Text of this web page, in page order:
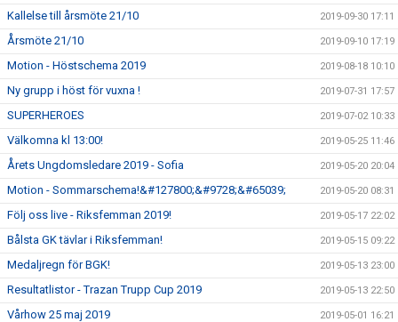
Kallelse till årsmöte 21/10 2019-09-30 17:11
Årsmöte 21/10 2019-09-10 17:19
Motion - Höstschema 2019 2019-08-18 10:10
Ny grupp i höst för vuxna ! 2019-07-31 17:57
SUPERHEROES 2019-07-02 10:33
Välkomna kl 13:00! 2019-05-25 11:46
Årets Ungdomsledare 2019 - Sofia 2019-05-20 20:04
Motion - Sommarschema!&#127800;&#9728;&#65039; 2019-05-20 08:31
Följ oss live - Riksfemman 2019! 2019-05-17 22:02
Bålsta GK tävlar i Riksfemman! 2019-05-15 09:22
Medaljregn för BGK! 2019-05-13 23:00
Resultatlistor - Trazan Trupp Cup 2019 2019-05-13 22:50
Vårhow 25 maj 2019 2019-05-01 16:21